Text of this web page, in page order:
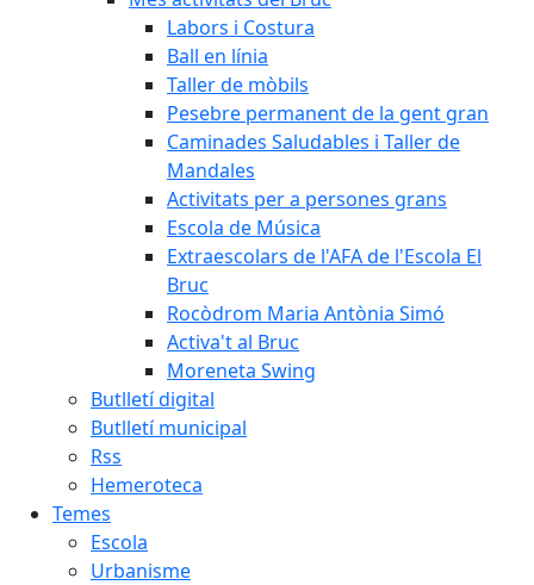
Labors i Costura
Ball en línia
Taller de mòbils
Pesebre permanent de la gent gran
Caminades Saludables i Taller de
Mandales
Activitats per a persones grans
Escola de Música
Extraescolars de l'AFA de l'Escola El
Bruc
Rocòdrom Maria Antònia Simó
Activa't al Bruc
Moreneta Swing
Butlletí digital
Butlletí municipal
Rss
Hemeroteca
Temes
Escola
Urbanisme